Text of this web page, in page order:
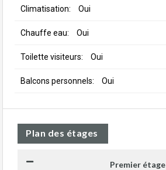
Climatisation: Oui
Chauffe eau: Oui
Toilette visiteurs: Oui
Balcons personnels: Oui
Plan des étages
Premier étage